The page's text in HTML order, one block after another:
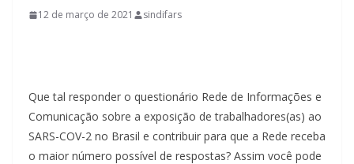
12 de março de 2021 sindifars
Que tal responder o questionário Rede de Informações e
Comunicação sobre a exposição de trabalhadores(as) ao
SARS-COV-2 no Brasil e contribuir para que a Rede receba
o maior número possível de respostas? Assim você pode